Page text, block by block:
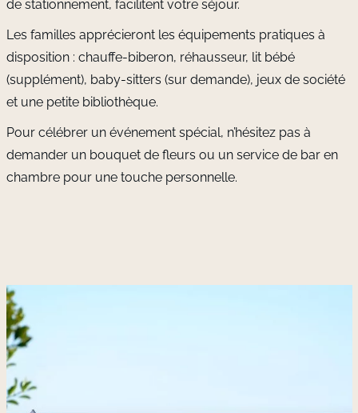
de stationnement, facilitent votre séjour.
Les familles apprécieront les équipements pratiques à
disposition : chauffe-biberon, réhausseur, lit bébé
(supplément), baby-sitters (sur demande), jeux de société
et une petite bibliothèque.
Pour célébrer un événement spécial, n’hésitez pas à
demander un bouquet de fleurs ou un service de bar en
chambre pour une touche personnelle.